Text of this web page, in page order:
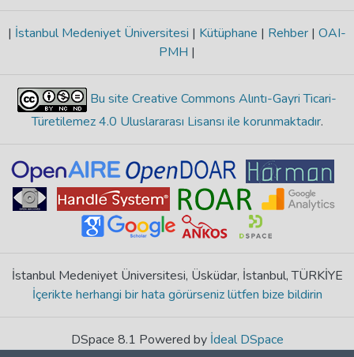
| İstanbul Medeniyet Üniversitesi | Kütüphane | Rehber | OAI-
PMH |
Bu site Creative Commons Alıntı-Gayri Ticari-
Türetilemez 4.0 Uluslararası Lisansı ile korunmaktadır.
İstanbul Medeniyet Üniversitesi, Üsküdar, İstanbul, TÜRKİYE
İçerikte herhangi bir hata görürseniz lütfen bize bildirin
DSpace 8.1 Powered by İdeal DSpace